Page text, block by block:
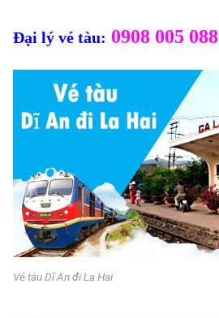
Đại lý vé tàu: 0908 005 088
Vé tàu Dĩ An đi La Hai